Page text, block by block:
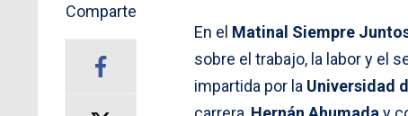
Comparte
En el Matinal Siempre
sobre el trabajo, la labor y el
impartida por la Universidad